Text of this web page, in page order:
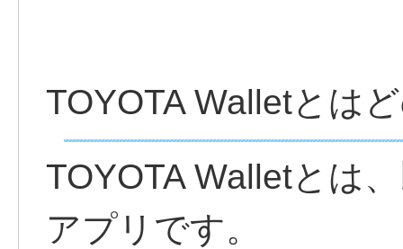
TOYOTA Walletとは
TOYOTA Walletとは
アプリです。